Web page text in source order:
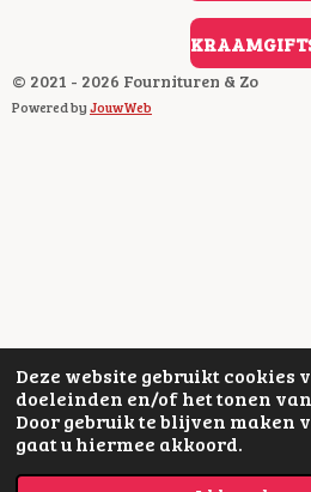
Deze website gebruikt cookies
doeleinden en/of het tonen
Door gebruik te blijven maken
gaat u hiermee akkoord.
© 2021 - 2026 Fournituren & Zo
Powered byJouwWeb